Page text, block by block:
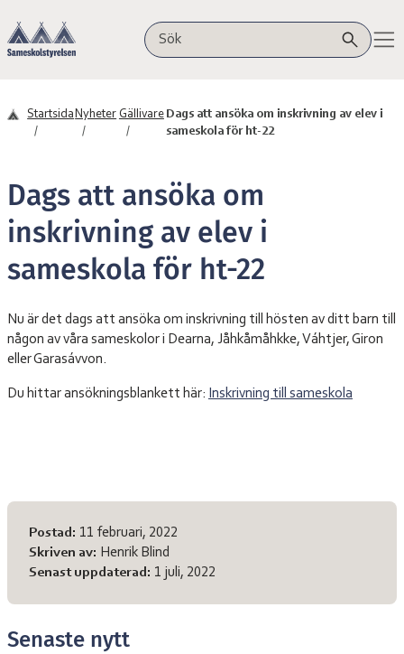
Sameskolstyrelsen
Sök på webbplatsen
StartsidaNyheter Gällivare Dags att ansöka om inskrivning av elev i
sameskola för ht-22
Dags att ansöka om
inskrivning av elev i
sameskola för ht-22
Nu är det dags att ansöka om inskrivning till hösten av ditt barn till
någon av våra sameskolor i Dearna, Jåhkåmåhkke, Váhtjer, Giron
eller Garasávvon.
Du hittar ansökningsblankett här: Inskrivning till sameskola
Meta-information
Postad: 11 februari, 2022
Skriven av: Henrik Blind
Senast uppdaterad: 1 juli, 2022
Senaste nytt